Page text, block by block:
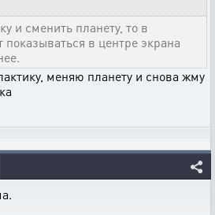
и сменить планету, то в
показываться в центре экрана
меняю планету и снова жму